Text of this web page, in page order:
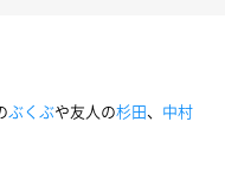
ぶくぶや友人の杉田、 中村